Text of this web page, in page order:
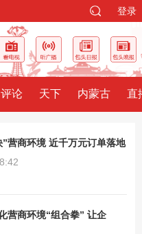
登录
评论 天下 内蒙古 直
优化“右好右快”营商环境 近千万元订单落地
营商环境“组合拳” 让企